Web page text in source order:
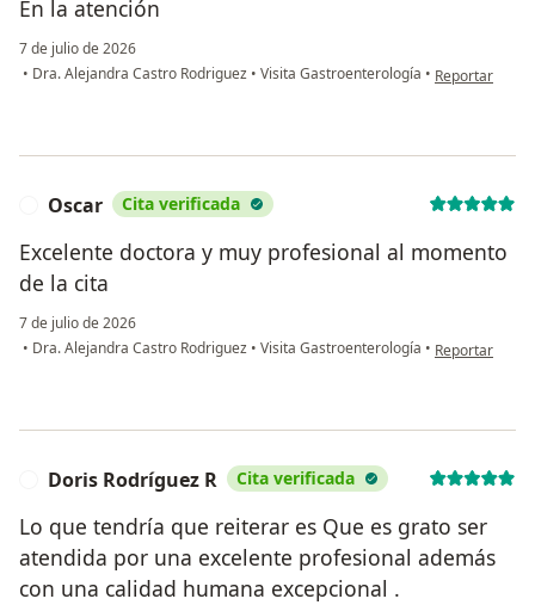
En la atención
7 de julio de 2026
• Dra. Alejandra Castro Rodriguez • Visita Gastroenterología • en opinión del
Reportar
Oscar Cita verificada
Excelente doctora y muy profesional al momento
de la cita
7 de julio de 2026
• Dra. Alejandra Castro Rodriguez • Visita Gastroenterología • en opinión del
Reportar
Doris Rodríguez R Cita verificada
Lo que tendría que reiterar es Que es grato ser
atendida por una excelente profesional además
con una calidad humana excepcional .